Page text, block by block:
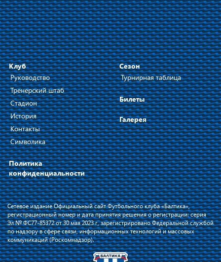
Клуб
Руководство
Тренерский штаб
Стадион
История
Контакты
Символика
Политика
конфиденциальности
Сезон
Турнирная таблица
Билеты
Галерея
Сетевое издание Официальный сайт Футбольного клуба «Балтика»,
регистрационный номер и дата принятия решения о регистрации: серия
Эл № ФС77-85372 от 30 мая 2023 г, зарегистрировано Федеральной службой
по надзору в сфере связи, информационных технологий и массовых
коммуникаций (Роскомнадзор).